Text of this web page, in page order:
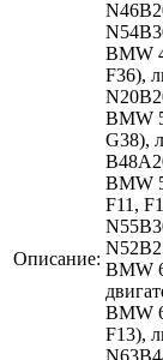
Описание:
BMW
F36),
BMW
G38),
BMW
F11,
BMW
BMW
F13),